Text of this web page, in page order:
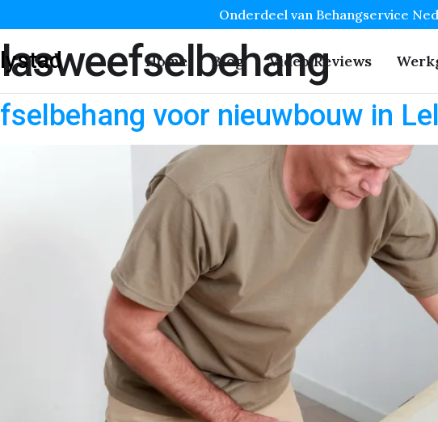
Onderdeel van Behangservice
Home Blog Video Reviews
voor nieuwbouw in